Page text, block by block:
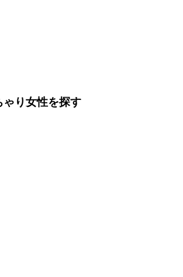
り女性を探す